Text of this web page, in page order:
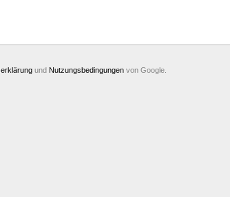
und Nutzungsbedingungen von Google.